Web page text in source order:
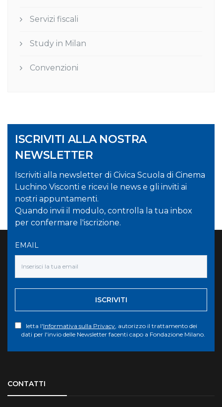
Servizi fiscali
Study in Milan
Convenzioni
ISCRIVITI ALLA NOSTRA
NEWSLETTER
Iscriviti alla newsletter di Civica Scuola di Cinema
Luchino Visconti e ricevi le news e gli inviti ai
nostri appuntamenti.
Quando invii il modulo, controlla la tua inbox
per confermare l'iscrizione.
EMAIL
ISCRIVITI
letta l'Informativa sulla Privacy, autorizzo il trattamento dei
dati per l'invio delle Newsletter facenti capo a Fondazione Milano.
CONTATTI